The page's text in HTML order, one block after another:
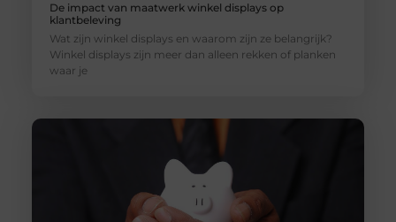
De impact van maatwerk winkel displays op
klantbeleving
Wat zijn winkel displays en waarom zijn ze belangrijk?
Winkel displays zijn meer dan alleen rekken of planken
waar je